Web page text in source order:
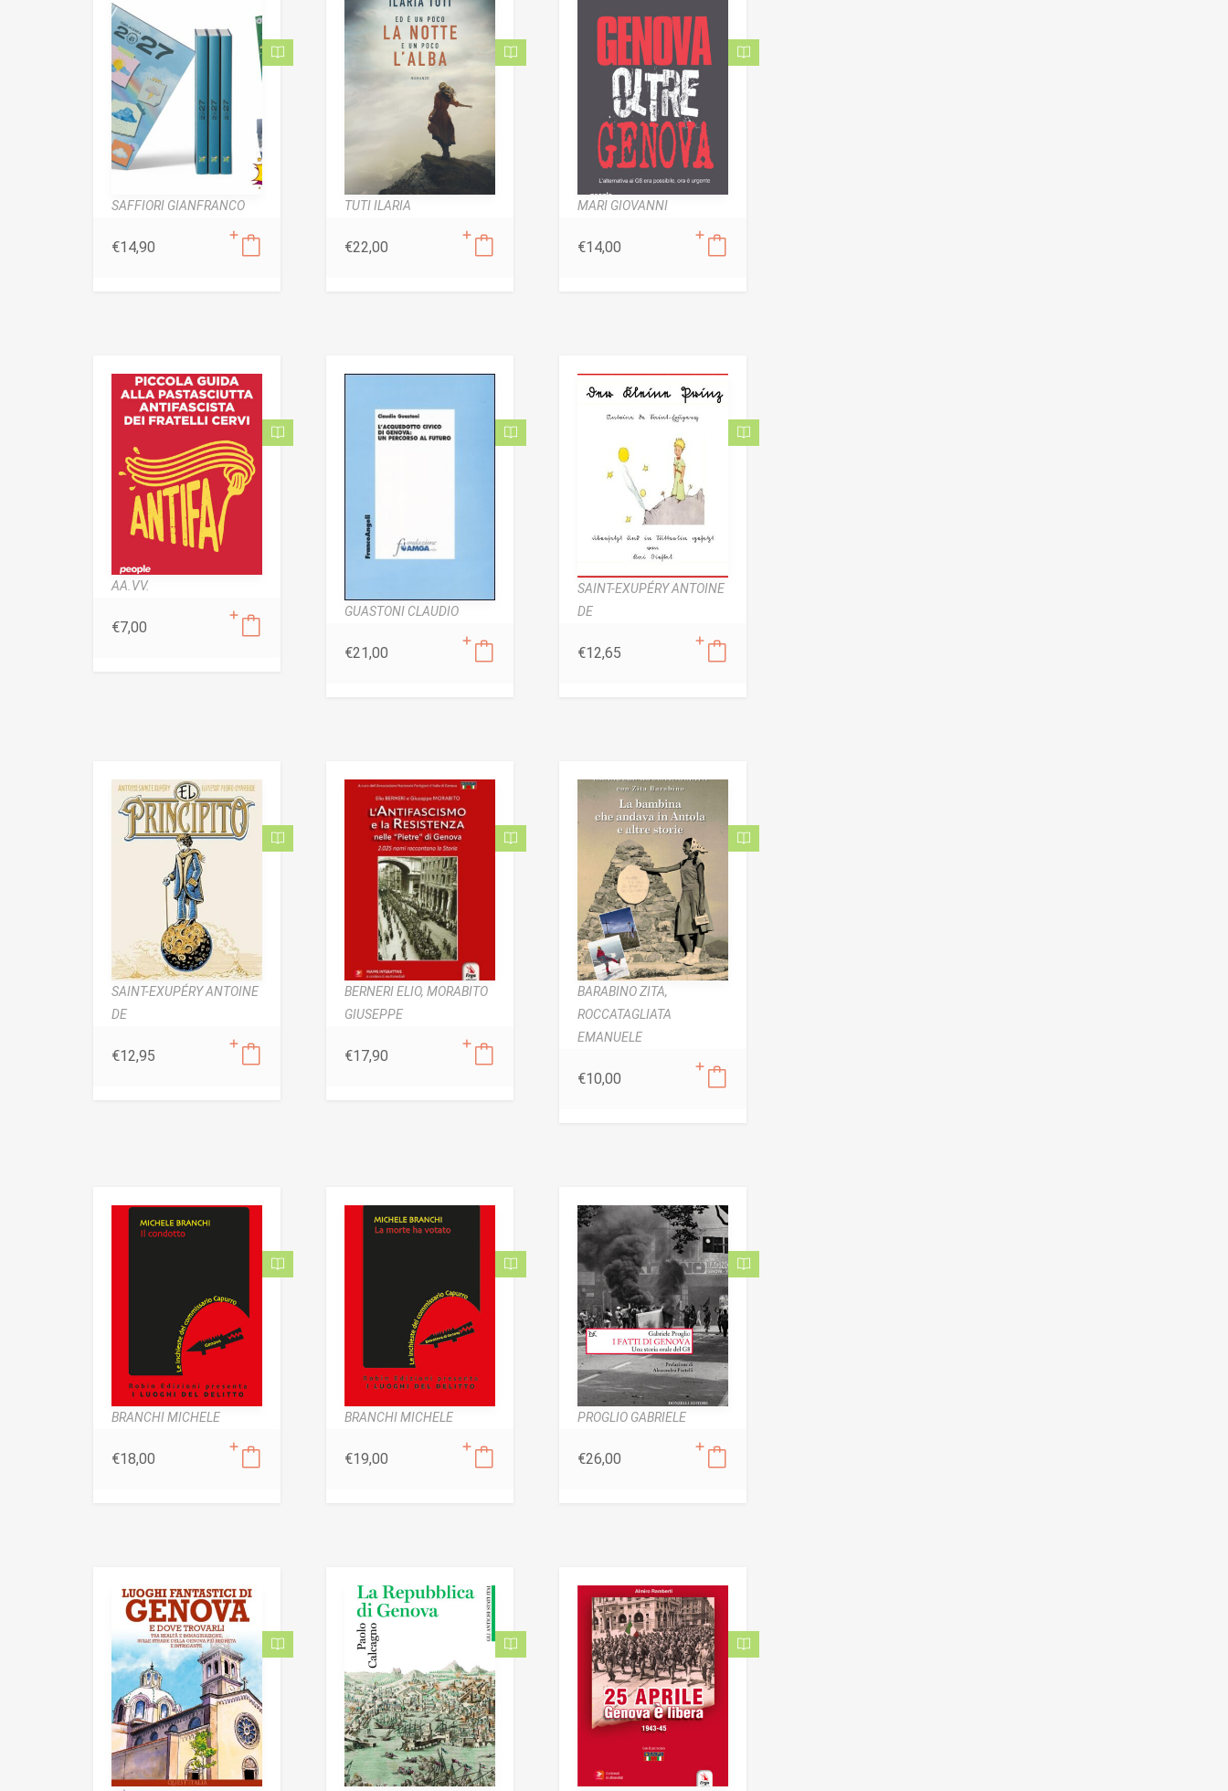
SAFFIORI GIANFRANCO
€14,90
TUTI ILARIA
€22,00
MARI GIOVANNI
€14,00
AA.VV.
€7,00
GUASTONI CLAUDIO
€21,00
SAINT-EXUPÉRY ANTOINE
DE
€12,65
SAINT-EXUPÉRY ANTOINE
DE
€12,95
BERNERI ELIO, MORABITO
GIUSEPPE
€17,90
BARABINO ZITA,
ROCCATAGLIATA
EMANUELE
€10,00
BRANCHI MICHELE
€18,00
BRANCHI MICHELE
€19,00
PROGLIO GABRIELE
€26,00